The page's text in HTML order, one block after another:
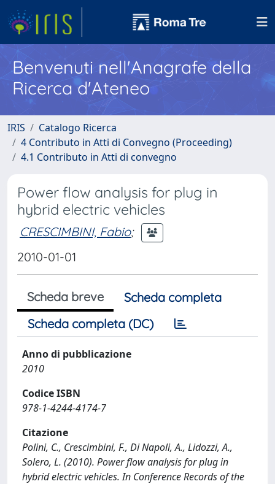
Benvenuti nell'Anagrafe della
Ricerca d'Ateneo
IRIS
Catalogo Ricerca
4 Contributo in Atti di Convegno (Proceeding)
4.1 Contributo in Atti di convegno
Power flow analysis for plug in
hybrid electric vehicles
CRESCIMBINI, Fabio;
2010-01-01
Scheda breve
Scheda completa
Scheda completa (DC)
Anno di pubblicazione
2010
Codice ISBN
978-1-4244-4174-7
Citazione
Polini, C., Crescimbini, F., Di Napoli, A., Lidozzi, A.,
Solero, L. (2010). Power flow analysis for plug in
hybrid electric vehicles. In Conference Records of the